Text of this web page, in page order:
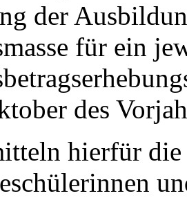
der
für ein
des
hierfür die